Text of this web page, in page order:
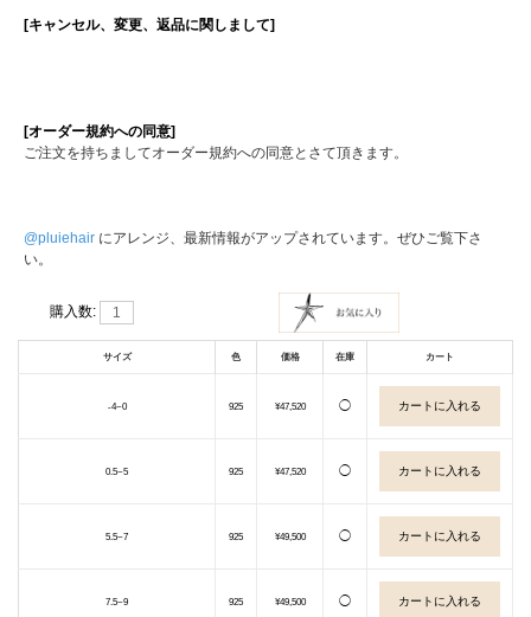
[キャンセル、変更、返品に関しまして]
[オーダー規約への同意]
ご注文を持ちましてオーダー規約への同意とさて頂きます。
@pluiehair にアレンジ、最新情報がアップされています。ぜひご覧下さ
い。
購入数:
サイズ 色 価格 在庫 カート
-4~0 925 ¥47,520 ◯
0.5~5 925 ¥47,520 ◯
5.5~7 925 ¥49,500 ◯
7.5~9 925 ¥49,500 ◯